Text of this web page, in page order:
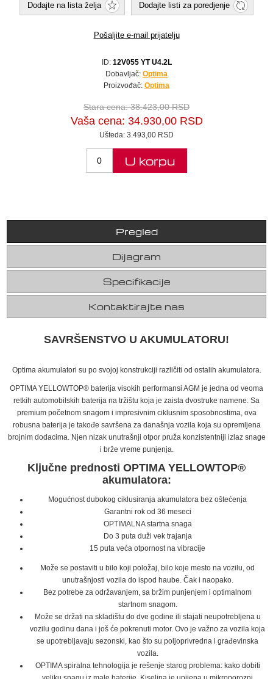
Dodajte na lista želja Dodajte listi za poredjenje
Pošaljite e-mail prijatelju
ID: 12V055 YT U4.2L
Dobavljač: Optima
Proizvođač: Optima
Stara cena:38.423,00 RSD
Vaša cena: 34.930,00 RSD
Ušteda: 3.493,00 RSD
U korpu
Pregled
Dijagram
Specifikacije
Kontaktirajte nas
SAVRŠENSTVO U AKUMULATORU!
Optima akumulatori su po svojoj konstrukciji različiti od ostalih akumulatora.
OPTIMA YELLOWTOP® baterija visokih performansi AGM je jedna od veoma
retkih automobilskih baterija na tržištu koja je zaista dvostruke namene. Sa
premium početnom snagom i impresivnim ciklusnim sposobnostima, ova
robusna baterija je takođe savršena za današnja vozila koja su opremljena
brojnim dodacima. Njen nizak unutrašnji otpor pruža konzistentniji izlaz snage
i brže vreme punjenja.
Ključne prednosti OPTIMA YELLOWTOP®
akumulatora:
Mogućnost dubokog ciklusiranja akumulatora bez oštećenja
Garantni rok od 36 meseci
OPTIMALNA startna snaga
Do 3 puta duži vek trajanja
15 puta veća otpornost na vibracije
Može se postaviti u bilo koji položaj, bilo koje mesto na vozilu, od
unutrašnjosti vozila do ispod haube. Čak i naopako.
Bez potrebe za održavanjem, sa bržim punjenjem i optimalnom
startnom snagom.
Može se držati na skladištu do dve godine ili stajati neupotrebljena u
vozilu godinu dana i još će pokrenuti motor. Ovo je važno za vozila koja
se upotrebljavaju sezonski, kao što su poljoprivredna i građevinska
vozila.
OPTIMA spiralna tehnologija je rešenje starog problema: kako dobiti